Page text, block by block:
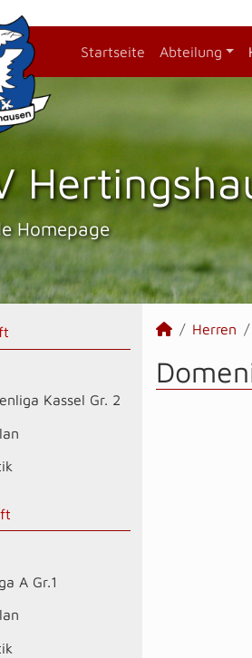
Startseite Abteilung
Homepage
Kassel Gr. 2
A Gr.1
Herren